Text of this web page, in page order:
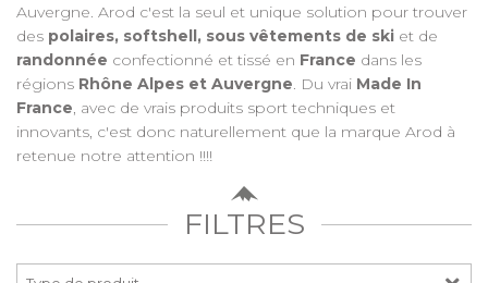
Auvergne. Arod c'est la seul et unique solution pour trouver
des polaires, softshell, sous vêtements de ski et de
randonnée confectionné et tissé en France dans les
régions Rhône Alpes et Auvergne. Du vrai Made In
France, avec de vrais produits sport techniques et
innovants, c'est donc naturellement que la marque Arod à
retenue notre attention !!!!
FILTRES